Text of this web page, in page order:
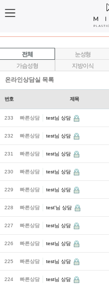
전체 눈성형
가슴성형
지방이식
온라인상담실 목록
번호 제목
233 빠른상담 test님 상담
232 빠른상담 test님 상담
231 빠른상담 test님 상담
230 빠른상담 test님 상담
229 빠른상담 test님 상담
228 빠른상담 test'님 상담
227 빠른상담 test님 상담
226 빠른상담 test님 상담
225 빠른상담 test님 상담
224 빠른상담 test님 상담